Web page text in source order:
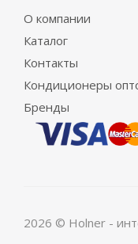
О компании
Каталог
Контакты
Кондиционеры
Бренды
2026 © Holner -